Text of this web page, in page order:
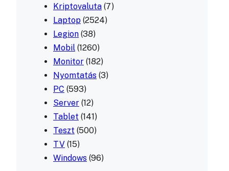
Kriptovaluta (7)
Laptop (2524)
Legion (38)
Mobil (1260)
Monitor (182)
Nyomtatás (3)
PC (593)
Server (12)
Tablet (141)
Teszt (500)
TV (15)
Windows (96)